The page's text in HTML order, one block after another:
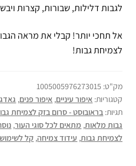
לגבות דלילות, שבורות, קצרות
אל תחכי יותר! קבלי את מראה
לצמיחת גבות!
מק"ט: 1005005976273015
קטגוריות: איפור עיניים, איפור פנים,
תגיות: בראובוסט - סרום בזק לצמיחת
גבות מלאות, מתאים לכל סוגי העור,
לצמיחת גבות, עידוד צמיחה, קל